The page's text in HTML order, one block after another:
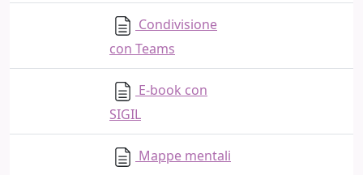
Condivisione
con Teams
E-book con
SIGIL
Mappe mentali